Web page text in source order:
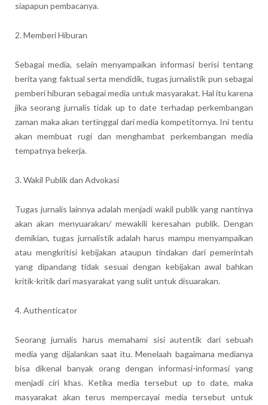
siapapun pembacanya.
2. Memberi Hiburan
Sebagai media, selain menyampaikan informasi berisi tentang
berita yang faktual serta mendidik, tugas jurnalistik pun sebagai
pemberi hiburan sebagai media untuk masyarakat. Hal itu karena
jika seorang jurnalis tidak up to date terhadap perkembangan
zaman maka akan tertinggal dari media kompetitornya. Ini tentu
akan membuat rugi dan menghambat perkembangan media
tempatnya bekerja.
3. Wakil Publik dan Advokasi
Tugas jurnalis lainnya adalah menjadi wakil publik yang nantinya
akan akan menyuarakan/ mewakili keresahan publik. Dengan
demikian, tugas jurnalistik adalah harus mampu menyampaikan
atau mengkritisi kebijakan ataupun tindakan dari pemerintah
yang dipandang tidak sesuai dengan kebijakan awal bahkan
kritik-kritik dari masyarakat yang sulit untuk disuarakan.
4. Authenticator
Seorang jurnalis harus memahami sisi autentik dari sebuah
media yang dijalankan saat itu. Menelaah bagaimana medianya
bisa dikenal banyak orang dengan informasi-informasi yang
menjadi ciri khas. Ketika media tersebut up to date, maka
masyarakat akan terus mempercayai media tersebut untuk